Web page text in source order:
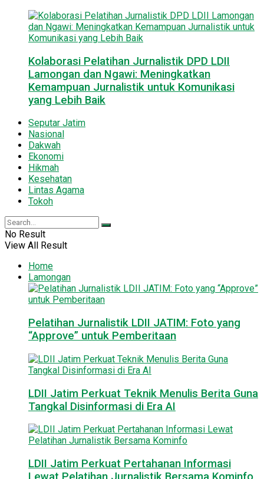
Kolaborasi Pelatihan Jurnalistik DPD LDII
Lamongan dan Ngawi: Meningkatkan
Kemampuan Jurnalistik untuk Komunikasi
yang Lebih Baik
Seputar Jatim
Nasional
Dakwah
Ekonomi
Hikmah
Kesehatan
Lintas Agama
Tokoh
No Result
View All Result
Home
Lamongan
Pelatihan Jurnalistik LDII JATIM: Foto yang
“Approve” untuk Pemberitaan
LDII Jatim Perkuat Teknik Menulis Berita Guna
Tangkal Disinformasi di Era AI
LDII Jatim Perkuat Pertahanan Informasi